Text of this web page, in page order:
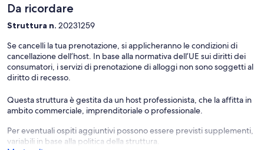
Da ricordare
Struttura n. 20231259
Se cancelli la tua prenotazione, si applicheranno le condizioni di
cancellazione dell’host. In base alla normativa dell’UE sui diritti dei
consumatori, i servizi di prenotazione di alloggi non sono soggetti al
diritto di recesso.
Questa struttura è gestita da un host professionista, che la affitta in
ambito commerciale, imprenditoriale o professionale.
Per eventuali ospiti aggiuntivi possono essere previsti supplementi,
variabili in base alla politica della struttura.